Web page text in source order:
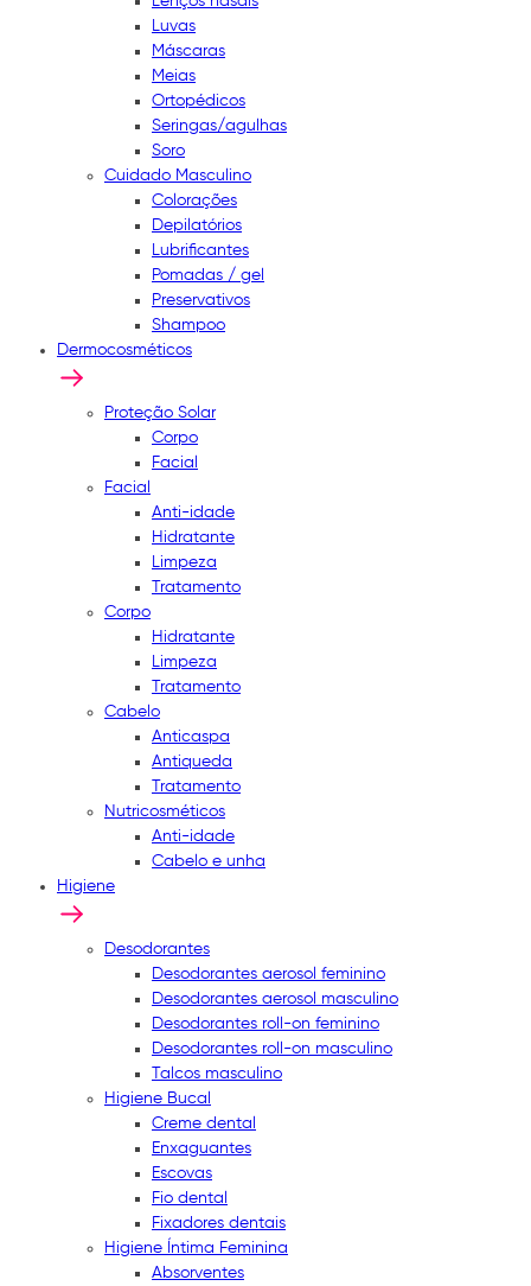
Luvas
Máscaras
Meias
Ortopédicos
Seringas/agulhas
Soro
Cuidado Masculino
Colorações
Depilatórios
Lubrificantes
Pomadas / gel
Preservativos
Shampoo
Dermocosméticos
Proteção Solar
Corpo
Facial
Facial
Anti-idade
Hidratante
Limpeza
Tratamento
Corpo
Hidratante
Limpeza
Tratamento
Cabelo
Anticaspa
Antiqueda
Tratamento
Nutricosméticos
Anti-idade
Cabelo e unha
Higiene
Desodorantes
Desodorantes aerosol feminino
Desodorantes aerosol masculino
Desodorantes roll-on feminino
Desodorantes roll-on masculino
Talcos masculino
Higiene Bucal
Creme dental
Enxaguantes
Escovas
Fio dental
Fixadores dentais
Higiene Íntima Feminina
Absorventes